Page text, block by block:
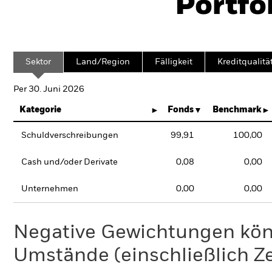
Sektor Land/Region Fälligkeit
Per 30. Juni 2026
Kategorie Fonds Benchmark
Schuldverschreibungen 99,91 100,00
Cash und/oder Derivate 0,08 0,00
Unternehmen 0,00 0,00
Negative Gewichtungen
Umstände (einschließlich